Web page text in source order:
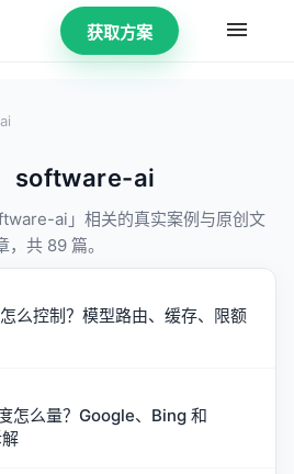
获取方案
software-ai
ai」相关的真实案例与原创文
，共 89 篇。
么控制？模型路由、缓存、限额
怎么量？Google、Bing 和